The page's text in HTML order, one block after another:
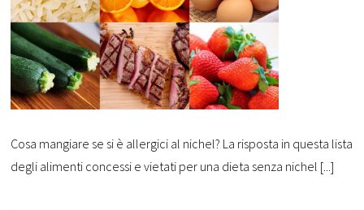
Cosa mangiare se si è allergici al nichel? La risposta in questa lista
degli alimenti concessi e vietati per una dieta senza nichel [...]